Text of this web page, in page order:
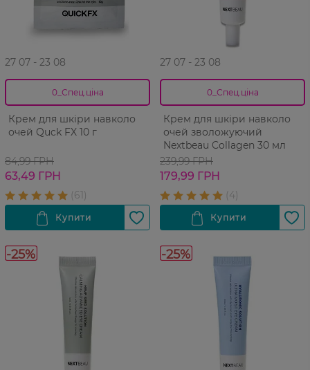
27 07 - 23 08
0_Спец.ціна
Крем для шкіри навколо
очей Quck FX 10 г
84,99 ГРН
63,49 ГРН
27 07 - 23 08
0_Спец.ціна
Крем для шкіри навколо
очей зволожуючий
Nextbeau Collagen 30 мл
239,99 ГРН
179,99 ГРН
-25% -25%